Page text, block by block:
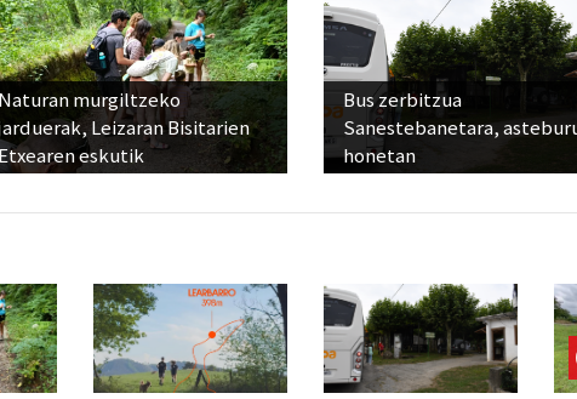
Naturan murgiltzeko
Leizaran Bisitarien
Etxearen eskutik
Bus zerbitzua
Sanestebanetara,
honetan